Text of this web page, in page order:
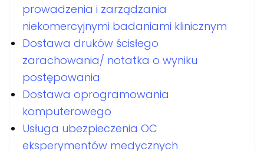
prowadzenia i zarządzania
niekomercyjnymi badaniami klinicznym
Dostawa druków ścisłego
zarachowania/ notatka o wyniku
postępowania
Dostawa oprogramowania
komputerowego
Usługa ubezpieczenia OC
eksperymentów medycznych